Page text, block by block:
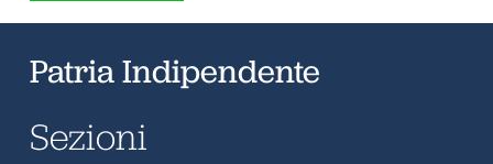
Patria Indipendente
Sezioni